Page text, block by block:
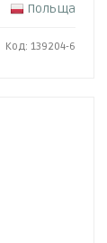
Польща
Код: 139204-6